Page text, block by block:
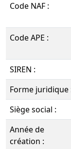
Code NAF :
Code APE :
SIREN :
Forme juridique
Siège social :
Année de
création :